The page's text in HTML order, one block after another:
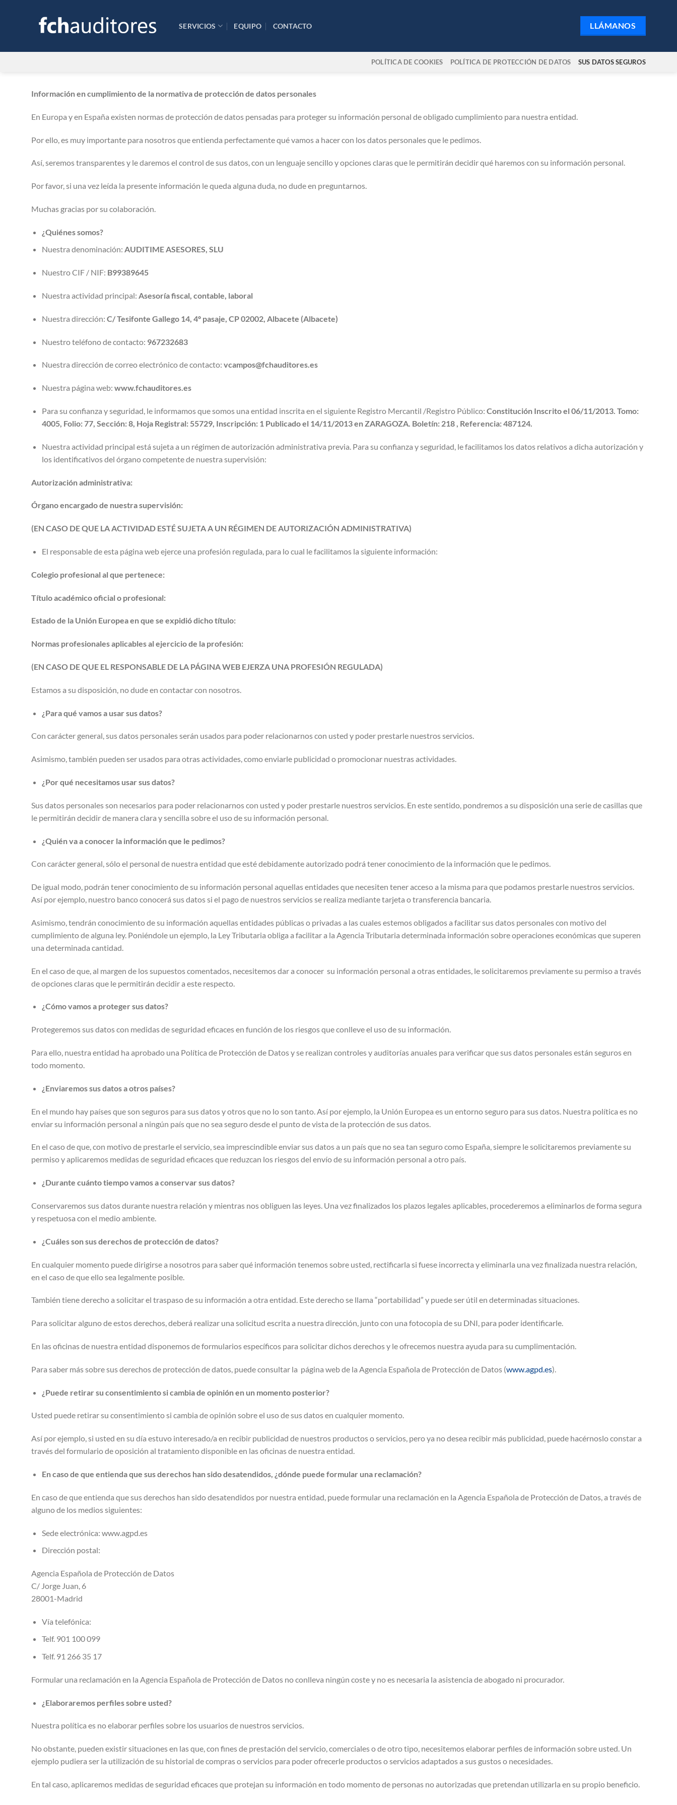
SERVICIOS EQUIPO CONTACTO LLÁMANOS
POLÍTICA DE COOKIES POLÍTICA DE PROTECCIÓN DE DATOS SUS DATOS SEGUROS
Información en cumplimiento de la normativa de protección de datos personales
En Europa y en España existen normas de protección de datos pensadas para proteger su información personal de obligado cumplimiento para nuestra entidad.
Por ello, es muy importante para nosotros que entienda perfectamente qué vamos a hacer con los datos personales que le pedimos.
Así, seremos transparentes y le daremos el control de sus datos, con un lenguaje sencillo y opciones claras que le permitirán decidir qué haremos con su información personal.
Por favor, si una vez leída la presente información le queda alguna duda, no dude en preguntarnos.
Muchas gracias por su colaboración.
¿Quiénes somos?
Nuestra denominación: AUDITIME ASESORES, SLU
Nuestro CIF / NIF: B99389645
Nuestra actividad principal: Asesoría fiscal, contable, laboral
Nuestra dirección: C/ Tesifonte Gallego 14, 4º pasaje, CP 02002, Albacete (Albacete)
Nuestro teléfono de contacto: 967232683
Nuestra dirección de correo electrónico de contacto: vcampos@fchauditores.es
Nuestra página web: www.fchauditores.es
Para su confianza y seguridad, le informamos que somos una entidad inscrita en el siguiente Registro Mercantil /Registro Público: Constitución Inscrito el 06/11/2013. Tomo:
4005, Folio: 77, Sección: 8, Hoja Registral: 55729, Inscripción: 1 Publicado el 14/11/2013 en ZARAGOZA. Boletín: 218 , Referencia: 487124.
Nuestra actividad principal está sujeta a un régimen de autorización administrativa previa. Para su confianza y seguridad, le facilitamos los datos relativos a dicha autorización y
los identificativos del órgano competente de nuestra supervisión:
Autorización administrativa:
Órgano encargado de nuestra supervisión:
(EN CASO DE QUE LA ACTIVIDAD ESTÉ SUJETA A UN RÉGIMEN DE AUTORIZACIÓN ADMINISTRATIVA)
El responsable de esta página web ejerce una profesión regulada, para lo cual le facilitamos la siguiente información:
Colegio profesional al que pertenece:
Título académico oficial o profesional:
Estado de la Unión Europea en que se expidió dicho título:
Normas profesionales aplicables al ejercicio de la profesión:
(EN CASO DE QUE EL RESPONSABLE DE LA PÁGINA WEB EJERZA UNA PROFESIÓN REGULADA)
Estamos a su disposición, no dude en contactar con nosotros.
¿Para qué vamos a usar sus datos?
Con carácter general, sus datos personales serán usados para poder relacionarnos con usted y poder prestarle nuestros servicios.
Asimismo, también pueden ser usados para otras actividades, como enviarle publicidad o promocionar nuestras actividades.
¿Por qué necesitamos usar sus datos?
Sus datos personales son necesarios para poder relacionarnos con usted y poder prestarle nuestros servicios. En este sentido, pondremos a su disposición una serie de casillas que
le permitirán decidir de manera clara y sencilla sobre el uso de su información personal.
¿Quién va a conocer la información que le pedimos?
Con carácter general, sólo el personal de nuestra entidad que esté debidamente autorizado podrá tener conocimiento de la información que le pedimos.
De igual modo, podrán tener conocimiento de su información personal aquellas entidades que necesiten tener acceso a la misma para que podamos prestarle nuestros servicios.
Así por ejemplo, nuestro banco conocerá sus datos si el pago de nuestros servicios se realiza mediante tarjeta o transferencia bancaria.
Asimismo, tendrán conocimiento de su información aquellas entidades públicas o privadas a las cuales estemos obligados a facilitar sus datos personales con motivo del
cumplimiento de alguna ley. Poniéndole un ejemplo, la Ley Tributaria obliga a facilitar a la Agencia Tributaria determinada información sobre operaciones económicas que superen
una determinada cantidad.
En el caso de que, al margen de los supuestos comentados, necesitemos dar a conocer su información personal a otras entidades, le solicitaremos previamente su permiso a través
de opciones claras que le permitirán decidir a este respecto.
¿Cómo vamos a proteger sus datos?
Protegeremos sus datos con medidas de seguridad eficaces en función de los riesgos que conlleve el uso de su información.
Para ello, nuestra entidad ha aprobado una Política de Protección de Datos y se realizan controles y auditorías anuales para verificar que sus datos personales están seguros en
todo momento.
¿Enviaremos sus datos a otros países?
En el mundo hay países que son seguros para sus datos y otros que no lo son tanto. Así por ejemplo, la Unión Europea es un entorno seguro para sus datos. Nuestra política es no
enviar su información personal a ningún país que no sea seguro desde el punto de vista de la protección de sus datos.
En el caso de que, con motivo de prestarle el servicio, sea imprescindible enviar sus datos a un país que no sea tan seguro como España, siempre le solicitaremos previamente su
permiso y aplicaremos medidas de seguridad eficaces que reduzcan los riesgos del envío de su información personal a otro país.
¿Durante cuánto tiempo vamos a conservar sus datos?
Conservaremos sus datos durante nuestra relación y mientras nos obliguen las leyes. Una vez finalizados los plazos legales aplicables, procederemos a eliminarlos de forma segura
y respetuosa con el medio ambiente.
¿Cuáles son sus derechos de protección de datos?
En cualquier momento puede dirigirse a nosotros para saber qué información tenemos sobre usted, rectificarla si fuese incorrecta y eliminarla una vez finalizada nuestra relación,
en el caso de que ello sea legalmente posible.
También tiene derecho a solicitar el traspaso de su información a otra entidad. Este derecho se llama “portabilidad” y puede ser útil en determinadas situaciones.
Para solicitar alguno de estos derechos, deberá realizar una solicitud escrita a nuestra dirección, junto con una fotocopia de su DNI, para poder identificarle.
En las oficinas de nuestra entidad disponemos de formularios específicos para solicitar dichos derechos y le ofrecemos nuestra ayuda para su cumplimentación.
Para saber más sobre sus derechos de protección de datos, puede consultar la página web de la Agencia Española de Protección de Datos (www.agpd.es).
¿Puede retirar su consentimiento si cambia de opinión en un momento posterior?
Usted puede retirar su consentimiento si cambia de opinión sobre el uso de sus datos en cualquier momento.
Así por ejemplo, si usted en su día estuvo interesado/a en recibir publicidad de nuestros productos o servicios, pero ya no desea recibir más publicidad, puede hacérnoslo constar a
través del formulario de oposición al tratamiento disponible en las oficinas de nuestra entidad.
En caso de que entienda que sus derechos han sido desatendidos, ¿dónde puede formular una reclamación?
En caso de que entienda que sus derechos han sido desatendidos por nuestra entidad, puede formular una reclamación en la Agencia Española de Protección de Datos, a través de
alguno de los medios siguientes:
Sede electrónica: www.agpd.es
Dirección postal:
Agencia Española de Protección de Datos
C/ Jorge Juan, 6
28001-Madrid
Vía telefónica:
Telf. 901 100 099
Telf. 91 266 35 17
Formular una reclamación en la Agencia Española de Protección de Datos no conlleva ningún coste y no es necesaria la asistencia de abogado ni procurador.
¿Elaboraremos perfiles sobre usted?
Nuestra política es no elaborar perfiles sobre los usuarios de nuestros servicios.
No obstante, pueden existir situaciones en las que, con fines de prestación del servicio, comerciales o de otro tipo, necesitemos elaborar perfiles de información sobre usted. Un
ejemplo pudiera ser la utilización de su historial de compras o servicios para poder ofrecerle productos o servicios adaptados a sus gustos o necesidades.
En tal caso, aplicaremos medidas de seguridad eficaces que protejan su información en todo momento de personas no autorizadas que pretendan utilizarla en su propio beneficio.